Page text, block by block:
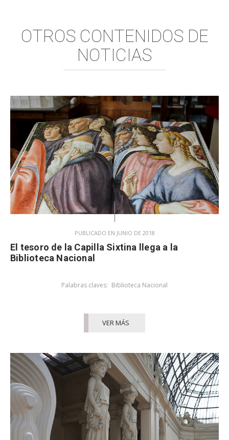
OTROS CONTENIDOS DE
NOTICIAS
PUBLICADO EN JUNIO DE 2018
El tesoro de la Capilla Sixtina llega a la
Biblioteca Nacional
Palabras claves: Biblioteca Nacional
VER MÁS